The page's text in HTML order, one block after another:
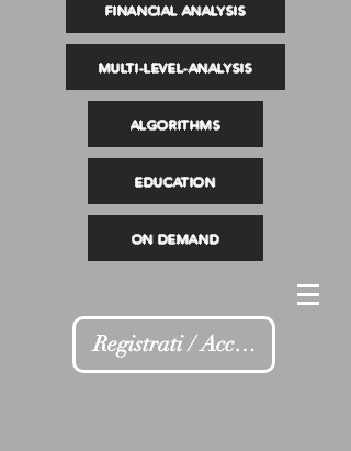
FINANCIAL ANALYSIS
MULTI-LEVEL-ANALYSIS
ALGORITHMS
EDUCATION
ON DEMAND
Registrati / Accedi